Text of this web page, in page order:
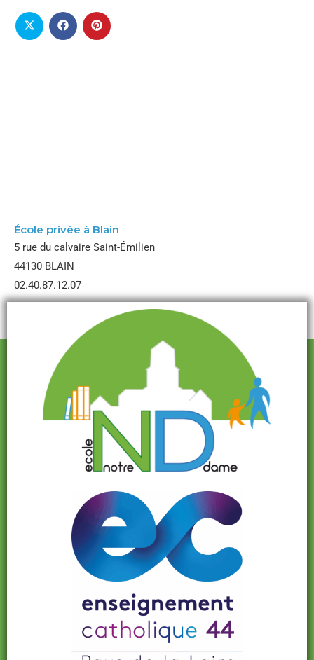
École privée à Blain
5 rue du calvaire Saint-Émilien
44130 BLAIN
02.40.87.12.07